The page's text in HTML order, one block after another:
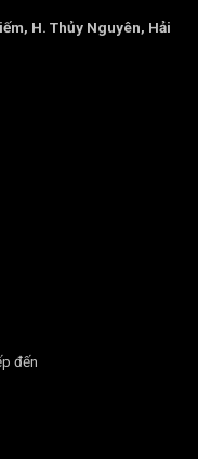
H. Thủy Nguyên, Hải
đến